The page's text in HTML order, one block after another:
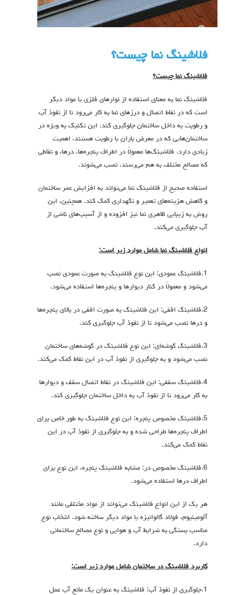
فلاشینگ نما چیست؟
فلاشینگ نما چیست؟
فلاشینگ نما به معنای استفاده از نوارهای فلزی یا مواد دیگر
است که در نقاط اتصال و درزهای نما به کار می‌رود تا از نفوذ آب
و رطوبت به داخل ساختمان جلوگیری کند. این تکنیک به ویژه در
ساختمان‌هایی که در معرض باران یا رطوبت هستند، اهمیت
زیادی دارد. فلاشینگ‌ها معمولاً در اطراف پنجره‌ها، درها، و نقاطی
که مصالح مختلف به هم می‌رسند، نصب می‌شوند.
استفاده صحیح از فلاشینگ نما می‌تواند به افزایش عمر ساختمان
و کاهش هزینه‌های تعمیر و نگهداری کمک کند. همچنین، این
روش به زیبایی ظاهری نما نیز افزوده و از آسیب‌های ناشی از
آب جلوگیری می‌کند.
انواع فلاشینگ نما شامل موارد زیر است:
1.فلاشینگ عمودی: این نوع فلاشینگ به صورت عمودی نصب
می‌شود و معمولاً در کنار دیوارها و پنجره‌ها استفاده می‌شود.
2.فلاشینگ افقی: این فلاشینگ به صورت افقی در بالای پنجره‌ها
و درها نصب می‌شود تا از نفوذ آب جلوگیری کند.
3.فلاشینگ گوشه‌ای: این نوع فلاشینگ در گوشه‌های ساختمان
نصب می‌شود و به جلوگیری از نفوذ آب در این نقاط کمک می‌کند.
4.فلاشینگ سقفی: این فلاشینگ در نقاط اتصال سقف و دیوارها
به کار می‌رود تا از نفوذ آب به داخل ساختمان جلوگیری کند.
5.فلاشینگ مخصوص پنجره: این نوع فلاشینگ به طور خاص برای
اطراف پنجره‌ها طراحی شده و به جلوگیری از نفوذ آب در این
نقاط کمک می‌کند.
6.فلاشینگ مخصوص در: مشابه فلاشینگ پنجره، این نوع برای
اطراف درها استفاده می‌شود.
هر یک از این انواع فلاشینگ می‌تواند از مواد مختلفی مانند
آلومینیوم، فولاد گالوانیزه یا مواد دیگر ساخته شود. انتخاب نوع
مناسب بستگی به شرایط آب و هوایی و نوع مصالح ساختمانی
دارد.
کاربرد فلاشینگ در ساختمان شامل موارد زیر است:
1.جلوگیری از نفوذ آب: فلاشینگ به عنوان یک مانع آب عمل